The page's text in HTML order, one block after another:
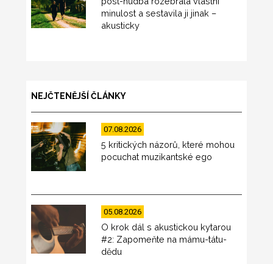
minulost a sestavila ji jinak –
akusticky
NEJČTENĚJŠÍ ČLÁNKY
07.08.2026
5 kritických názorů, které mohou
pocuchat muzikantské ego
05.08.2026
O krok dál s akustickou kytarou
#2: Zapomeňte na mámu-tátu-
dědu